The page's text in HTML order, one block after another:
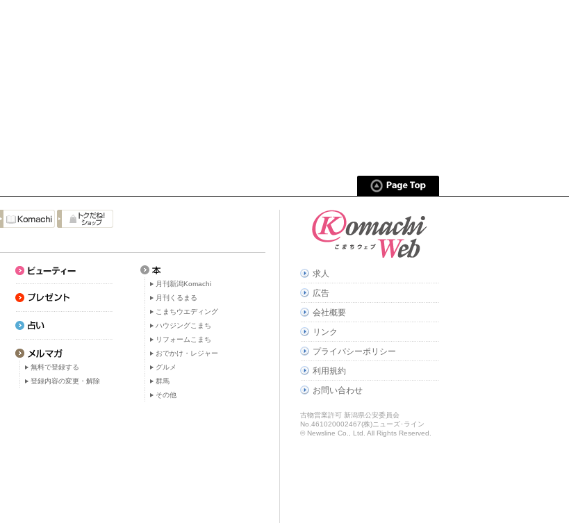
無料で登録する
登録内容の変更・解除
月刊新潟Komachi
月刊くるまる
こまちウエディング
ハウジングこまち
リフォームこまち
おでかけ・レジャー
グルメ
群馬
その他
求人
広告
会社概要
リンク
プライバシーポリシー
利用規約
お問い合わせ
古物営業許可 新潟県公安委員会
No.461020002467(株)ニューズ･ライン
© Newsline Co., Ltd. All Rights Reserved.